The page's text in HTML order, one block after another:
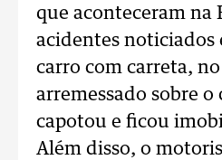
que aconteceram na
acidentes noticiados
carro com carreta,
arremessado sobre
capotou e ficou
Além disso, o